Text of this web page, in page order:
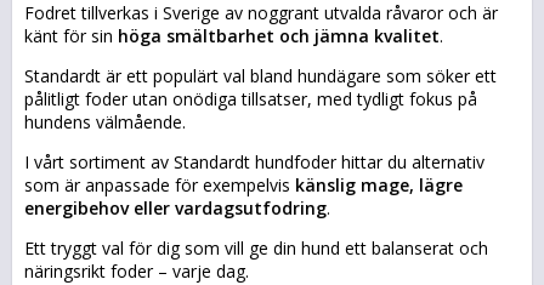
Fodret tillverkas i Sverige av noggrant utvalda råvaror och är
känt för sin höga smältbarhet och jämna kvalitet.
Standardt är ett populärt val bland hundägare som söker ett
pålitligt foder utan onödiga tillsatser, med tydligt fokus på
hundens välmående.
I vårt sortiment av Standardt hundfoder hittar du alternativ
som är anpassade för exempelvis känslig mage, lägre
energibehov eller vardagsutfodring.
Ett tryggt val för dig som vill ge din hund ett balanserat och
näringsrikt foder – varje dag.